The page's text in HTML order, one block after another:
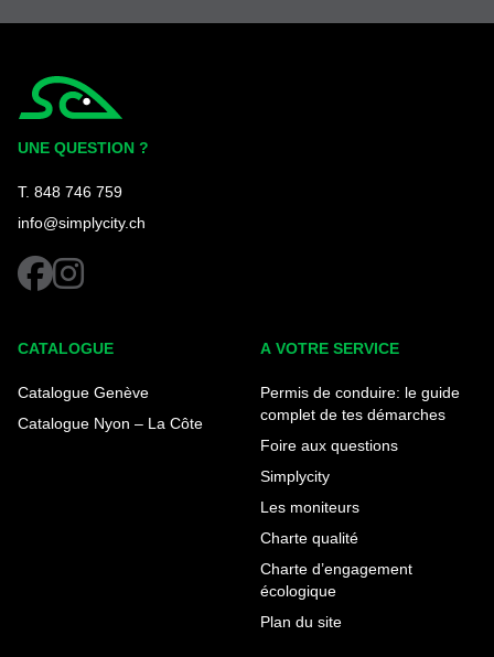
UNE QUESTION ?
T. 848 746 759
info@simplycity.ch
facebookinstagram
CATALOGUE
Catalogue Genève
Catalogue Nyon – La Côte
A VOTRE SERVICE
Permis de conduire: le guide
complet de tes démarches
Foire aux questions
Simplycity
Les moniteurs
Charte qualité
Charte d’engagement
écologique
Plan du site